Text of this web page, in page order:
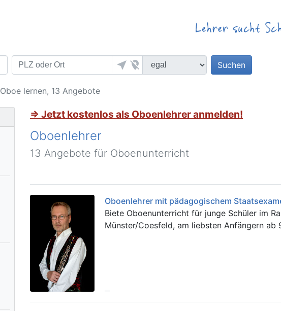
near_me location_off Suchen
Oboe lernen, 13 Angebote
⇒ Jetzt kostenlos als Oboenlehrer anmelden!
Oboenlehrer
13 Angebote für Oboenunterricht
Oboenlehrer mit pädagogischem
Biete Oboenunterricht für junge Schüler im
Münster/Coesfeld, am liebsten Anfängern ab